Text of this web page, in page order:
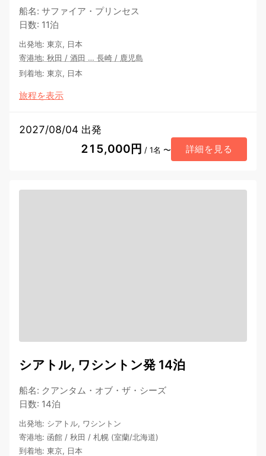
船名: サファイア・プリンセス
日数: 11泊
出発地: 東京, 日本
寄港地: 秋田 / 酒田 … 長崎 / 鹿児島
到着地: 東京, 日本
旅程を表示
2027/08/04 出発
215,000円 / 1名 〜 詳細を見る
シアトル, ワシントン発 14泊
船名: クアンタム・オブ・ザ・シーズ
日数: 14泊
出発地: シアトル, ワシントン
寄港地: 函館 / 秋田 / 札幌 (室蘭/北海道)
到着地: 東京, 日本